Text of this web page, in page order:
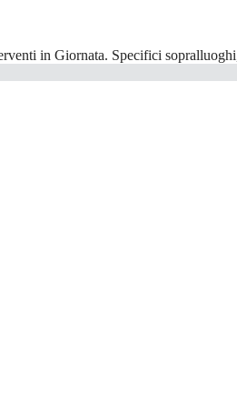
in Giornata. Specifici